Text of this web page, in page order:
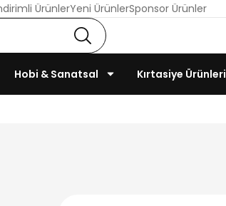
ÜrünlerYeni ÜrünlerSponsor Ürünler
Hobi & Sanatsal Kırtasiye Ürünleri